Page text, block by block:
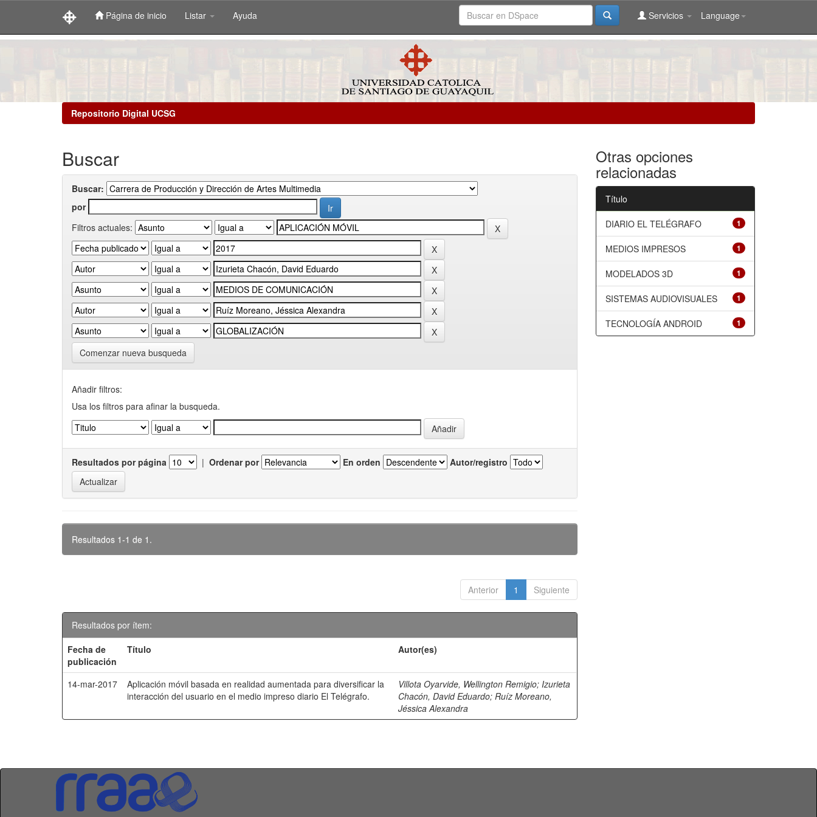
Página de inicio Listar Ayuda Language
Servicios
Repositorio Digital UCSG
Buscar
Buscar:
por
Filtros actuales:
Comenzar nueva busqueda
Añadir filtros:
Usa los filtros para afinar la busqueda.
Resultados por página | Ordenar por En orden Autor/registro
Resultados 1-1 de 1.
Anterior 1 Siguiente
Resultados por ítem:
Fecha de
publicación
Título Autor(es)
14-mar-2017
Aplicación móvil basada en realidad aumentada para diversificar la
interacción del usuario en el medio impreso diario El Telégrafo.
Villota Oyarvide, Wellington Remigio;Izurieta
Chacón, David Eduardo;Ruíz Moreano,
Jéssica Alexandra
Otras opciones
relacionadas
Título
1
DIARIO EL TELÉGRAFO
1
MEDIOS IMPRESOS
1
MODELADOS 3D
1
SISTEMAS AUDIOVISUALES
1
TECNOLOGÍA ANDROID